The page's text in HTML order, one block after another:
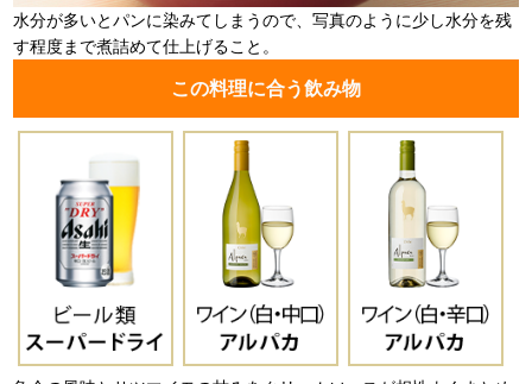
水分が多いとパンに染みてしまうので、写真のように少し水分を残
す程度まで煮詰めて仕上げること。
この料理に合う飲み物